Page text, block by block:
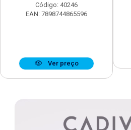
Código: 40246
EAN: 7898744865596
Ver preço